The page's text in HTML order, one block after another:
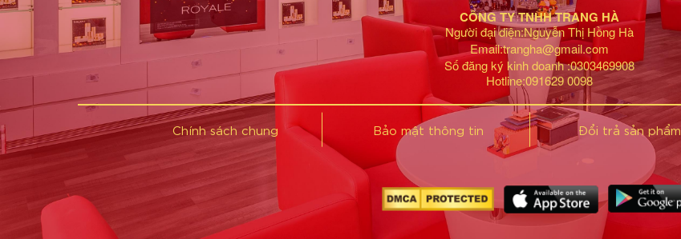
CÔNG TY TNHH TRANG HÀ
Người đại diện:Nguyễn Thị Hồng Hà
Email:trangha@gmail.com
Số đăng ký kinh doanh :0303469908
Hotline:091629 0098
Chính sách chung Bảo mật thông tin Đổi trả sản phẩm